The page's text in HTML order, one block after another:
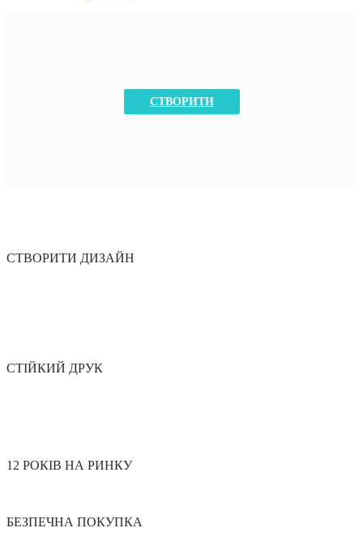
СТВОРИТИ
СТВОРИТИ ДИЗАЙН
СТІЙКИЙ ДРУК
12 РОКІВ НА РИНКУ
БЕЗПЕЧНА ПОКУПКА